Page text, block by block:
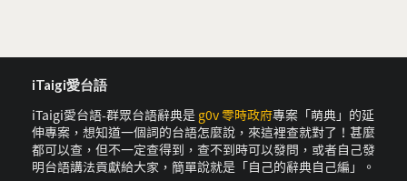
iTaigi愛台語
iTaigi愛台語-群眾台語辭典是 g0v 零時政府專案「萌典」的延
伸專案，想知道一個詞的台語怎麼說，來這裡查就對了！甚麼
都可以查，但不一定查得到，查不到時可以發問，或者自己發
明台語講法貢獻給大家，簡單說就是「自己的辭典自己編」。